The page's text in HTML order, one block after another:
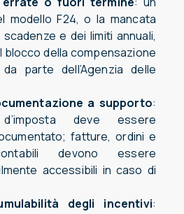
modello F24, o la mancata
e dei limiti annuali,
blocco della compensazione
parte dell’Agenzia delle
a supporto:
deve essere
fatture, ordini e
devono essere
accessibili in caso di
degli incentivi: